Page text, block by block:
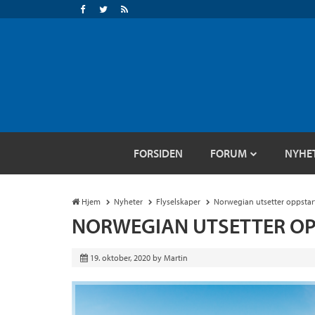
FORSIDEN FORUM
Hjem Nyheter Flyselskaper Norwegian utsetter
NORWEGIAN UTSETTER
19. oktober, 2020 by Martin